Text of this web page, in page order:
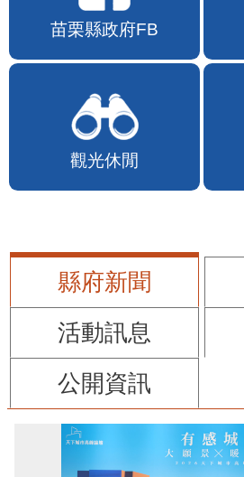
苗栗縣政府FB
觀光休閒
縣府新聞
活動訊息
公開資訊